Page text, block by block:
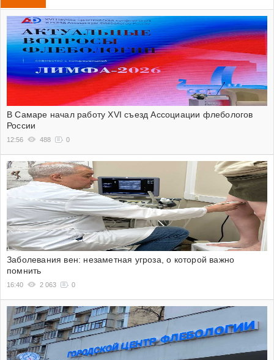
В Самаре начал работу XVI съезд Ассоциации флебологов
России
12:56 488 0
Заболевания вен: незаметная угроза, о которой важно
помнить
16:40 2 063 0